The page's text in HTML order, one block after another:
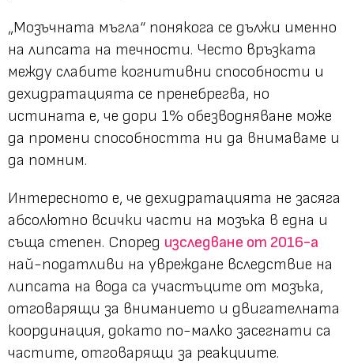
„Мозъчната мъгла“ понякога се дължи именно
на липсата на течности. Често връзката
между слабите когнитивни способности и
дехидратацията се пренебрегва, но
истината е, че дори 1% обезводняване може
да промени способността ни да внимаваме и
да помним.
Интересното е, че дехидратацията не засяга
абсолютно всички части на мозъка в една и
съща степен. Според изследване от 2016-а
най-податливи на увреждане вследствие на
липсата на вода са участъците от мозъка,
отговарящи за вниманието и двигателната
координация, докато по-малко засегнати са
частите, отговарящи за реакциите.